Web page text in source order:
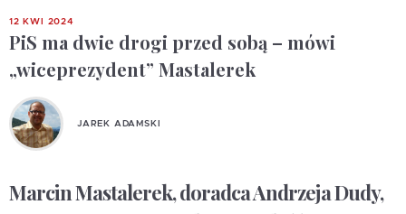
12 KWI 2024
PiS ma dwie drogi przed sobą – mówi
„wiceprezydent” Mastalerek
JAREK ADAMSKI
Marcin Mastalerek, doradca Andrzeja Dudy,